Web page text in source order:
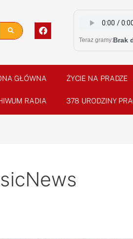
F
a
c
o
o
k
Teraz gramy:Brak
GŁÓWNA ŻYCIE NA PRADZE
RADIA 378 URODZINY